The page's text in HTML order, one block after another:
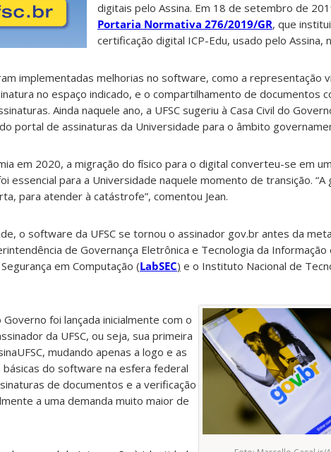
digitais pelo Assina. Em 18 de setembro de
Portaria Normativa 276/2019/GR, que
certificação digital ICP-Edu, usado pelo Assina,
implementadas melhorias no software, como a representação
no espaço indicado, e o compartilhamento de documentos
Ainda naquele ano, a UFSC sugeriu à Casa Civil do
portal de assinaturas da Universidade para o âmbito
em 2020, a migração do físico para o digital converteu-se em
essencial para a Universidade naquele momento de transição. “A
para atender à catástrofe”, comentou Jean.
o software da UFSC se tornou o assinador gov.br antes da
de Governança Eletrônica e Tecnologia da Informação
em Computação (LabSEC) e o Instituto Nacional de
foi lançada inicialmente com o
da UFSC, ou seja, sua primeira
mudando apenas a logo e as
básicas do software na esfera federal
de documentos e a verificação
a uma demanda muito maior de